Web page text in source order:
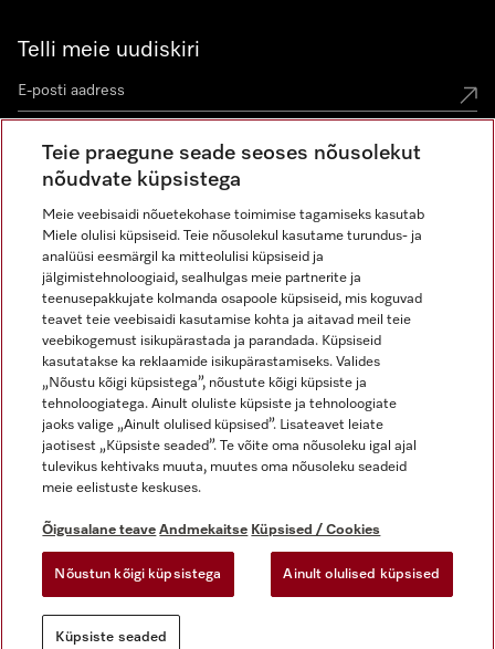
Telli meie uudiskiri
Õigusalane teave
Üldtingimused
Andmekaitse
Kasutustingimused
Digiteenuste seadus
Küpsiste seaded
Miele Instagramis
Miele Facebookis
Miele Youtube'is
Teie praegune seade seoses nõusolekut
nõudvate küpsistega
Meie veebisaidi nõuetekohase toimimise tagamiseks kasutab
Miele olulisi küpsiseid. Teie nõusolekul kasutame turundus- ja
analüüsi eesmärgil ka mitteolulisi küpsiseid ja
jälgimistehnoloogiaid, sealhulgas meie partnerite ja
teenusepakkujate kolmanda osapoole küpsiseid, mis koguvad
teavet teie veebisaidi kasutamise kohta ja aitavad meil teie
veebikogemust isikupärastada ja parandada. Küpsiseid
kasutatakse ka reklaamide isikupärastamiseks. Valides
„Nõustu kõigi küpsistega”, nõustute kõigi küpsiste ja
tehnoloogiatega. Ainult oluliste küpsiste ja tehnoloogiate
jaoks valige „Ainult olulised küpsised”. Lisateavet leiate
jaotisest „Küpsiste seaded”. Te võite oma nõusoleku igal ajal
tulevikus kehtivaks muuta, muutes oma nõusoleku seadeid
meie eelistuste keskuses.
Õigusalane teave Andmekaitse Küpsised / Cookies
Nõustun kõigi küpsistega Ainult olulised küpsised
Küpsiste seaded